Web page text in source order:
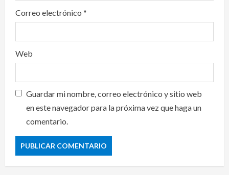
Correo electrónico *
Web
Guardar mi nombre, correo electrónico y sitio web
en este navegador para la próxima vez que haga un
comentario.